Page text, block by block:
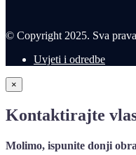
© Copyright 2025. Sva
Uvjeti i odredbe
×
Kontaktirajte
Molimo, ispunite donji